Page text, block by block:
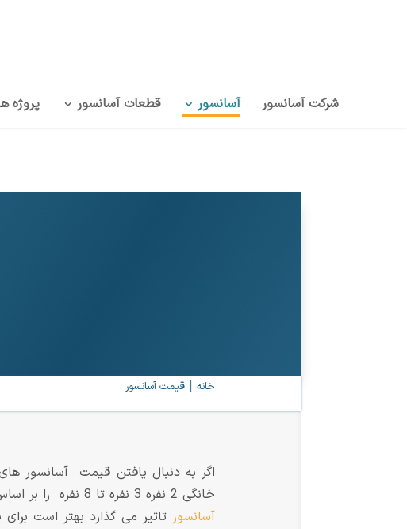
شرکت آسانسور آسانسور قطعات آسانسور پروژه‌
خانه قیمت آسانسور
اگر به دنبال یافتن قیمت آسانسور
خانگی 2 نفره 3 نفره تا 8 نفره را بر اساس تعداد طبقات بیان کنیم. اما لازم است بدانید به علت اینکه پارامتر های زیادی بر
آسانسور تاثیر می گذارد بهتر است